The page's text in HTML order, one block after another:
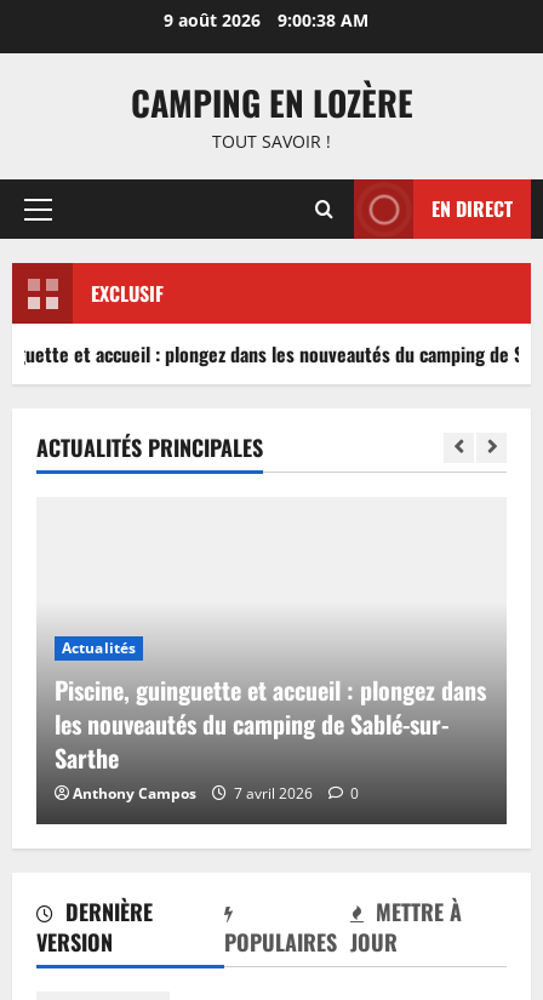
9 août 2026 9:00:38 AM
CAMPING EN LOZÈRE
TOUT SAVOIR !
Menu
EN DIRECT
EXCLUSIF
et accueil : plongez dans les nouveautés du camping de
DERNIÈRE
VERSION
POPULAIRES
METTRE À
JOUR
ACTUALITÉS PRINCIPALES
Actualités
Piscine, guinguette et accueil : plongez dans
les nouveautés du camping de Sablé-sur-
Sarthe
Anthony Campos 7 avril 2026 0